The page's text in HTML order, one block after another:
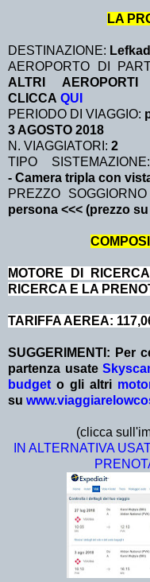
LA
DESTINAZIONE:
AEROPORTO DI
ALTRI
CLICCA QUI
PERIODO DI VIAGGIO:
3 AGOSTO 2018
N. VIAGGIATORI: 2
TIPO
- Camera tripla con
PREZZO
persona <<< (prezzo
MOTORE DI
RICERCA E LA
TARIFFA AEREA:
SUGGERIMENTI: Per
partenza usate
budget o gli altri
su
(clicca
IN ALTERNATIVA